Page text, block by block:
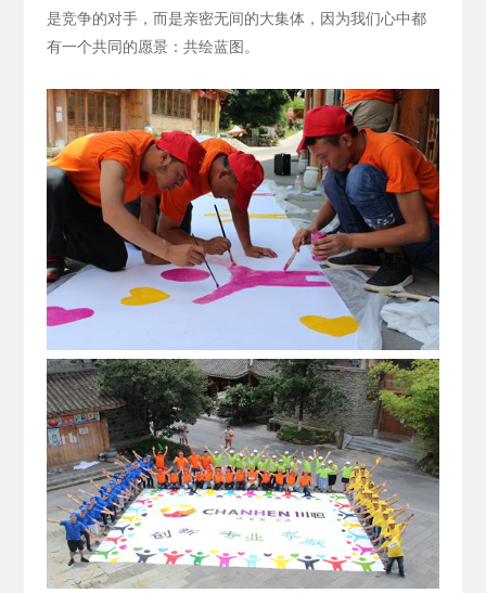
是竞争的对手，而是亲密无间的大集体，因为我们心中都
有一个共同的愿景：共绘蓝图。